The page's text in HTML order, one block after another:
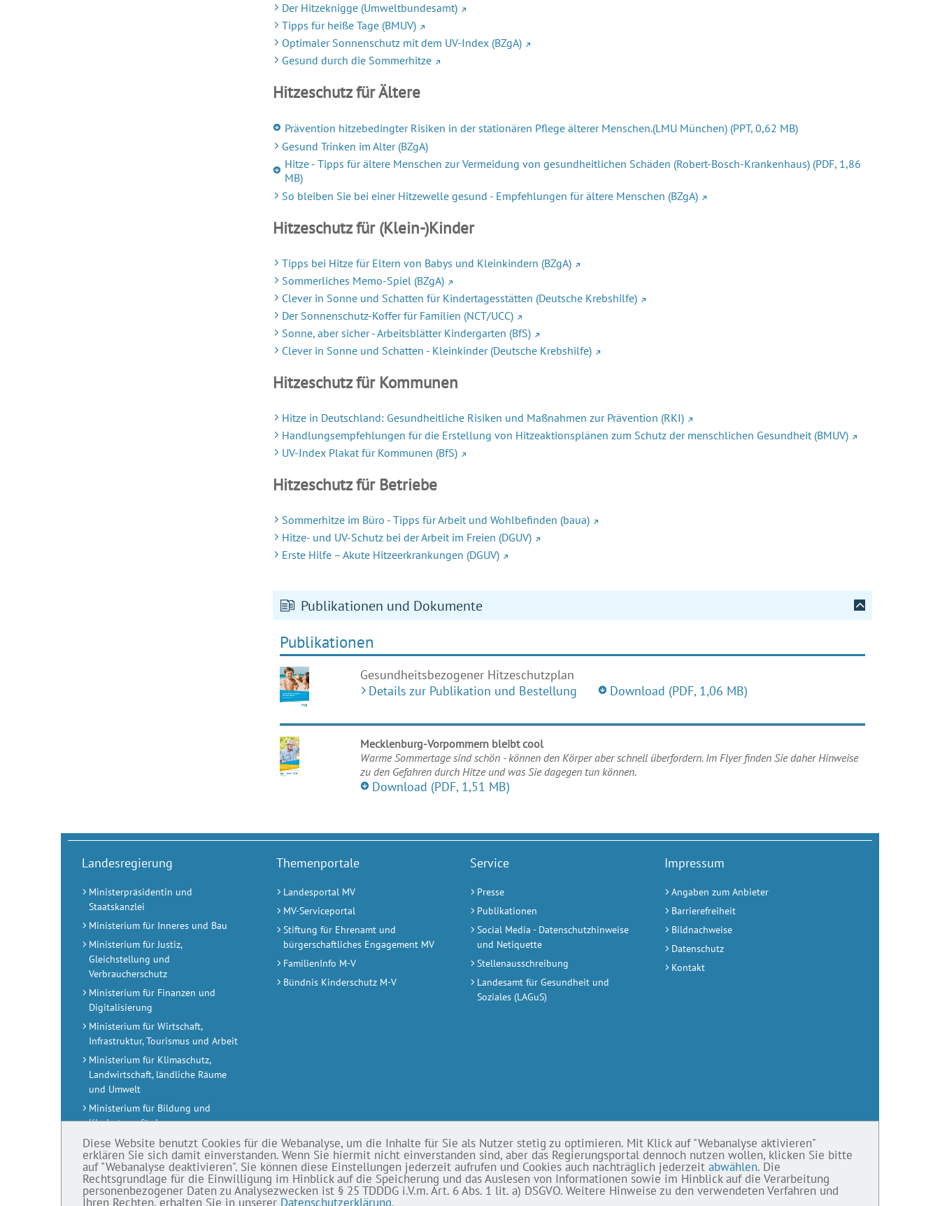
Diese Website benutzt Cookies für die Webanalyse, um die Inhalte für Sie als Nutzer stetig zu optimieren. Mit Klick auf "Webanalyse aktivieren"
erklären Sie sich damit einverstanden. Wenn Sie hiermit nicht einverstanden sind, aber das Regierungsportal dennoch nutzen wollen, klicken Sie bitte
auf "Webanalyse deaktivieren". Sie können diese Einstellungen jederzeit aufrufen und Cookies auch nachträglich jederzeit abwählen. Die
Rechtsgrundlage für die Einwilligung im Hinblick auf die Speicherung und das Auslesen von Informationen sowie im Hinblick auf die Verarbeitung
personenbezogener Daten zu Analysezwecken ist § 25 TDDDG i.V.m. Art. 6 Abs. 1 lit. a) DSGVO. Weitere Hinweise zu den verwendeten Verfahren und
Ihren Rechten, erhalten Sie in unserer Datenschutzerklärung.
Der Hitzeknigge (Umweltbundesamt)
Tipps für heiße Tage (BMUV)
Optimaler Sonnenschutz mit dem UV-Index (BZgA)
Gesund durch die Sommerhitze
Hitzeschutz für Ältere
Prävention hitzebedingter Risiken in der stationären Pflege älterer Menschen.(LMU München) (PPT, 0,62 MB)
Gesund Trinken im Alter (BZgA)
Hitze - Tipps für ältere Menschen zur Vermeidung von gesundheitlichen Schäden (Robert-Bosch-Krankenhaus) (PDF, 1,86
MB)
So bleiben Sie bei einer Hitzewelle gesund - Empfehlungen für ältere Menschen (BZgA)
Hitzeschutz für (Klein-)Kinder
Tipps bei Hitze für Eltern von Babys und Kleinkindern (BZgA)
Sommerliches Memo-Spiel (BZgA)
Clever in Sonne und Schatten für Kindertagesstätten (Deutsche Krebshilfe)
Der Sonnenschutz-Koffer für Familien (NCT/UCC)
Sonne, aber sicher - Arbeitsblätter Kindergarten (BfS)
Clever in Sonne und Schatten - Kleinkinder (Deutsche Krebshilfe)
Hitzeschutz für Kommunen
Hitze in Deutschland: Gesundheitliche Risiken und Maßnahmen zur Prävention (RKI)
Handlungsempfehlungen für die Erstellung von Hitzeaktionsplänen zum Schutz der menschlichen Gesundheit (BMUV)
UV-Index Plakat für Kommunen (BfS)
Hitzeschutz für Betriebe
Sommerhitze im Büro - Tipps für Arbeit und Wohlbefinden (baua)
Hitze- und UV-Schutz bei der Arbeit im Freien (DGUV)
Erste Hilfe – Akute Hitzeerkrankungen (DGUV)
Publikationen und Dokumente
Publikationen
Gesundheitsbezogener Hitzeschutzplan
Details zur Publikation und Bestellung
Download (PDF, 1,06 MB)
Mecklenburg-Vorpommern bleibt cool
Warme Sommertage sind schön - können den Körper aber schnell überfordern. Im Flyer finden Sie daher Hinweise
zu den Gefahren durch Hitze und was Sie dagegen tun können.
Download (PDF, 1,51 MB)
Landesregierung
Ministerpräsidentin und
Staatskanzlei
Ministerium für Inneres und Bau
Ministerium für Justiz,
Gleichstellung und
Verbraucherschutz
Ministerium für Finanzen und
Digitalisierung
Ministerium für Wirtschaft,
Infrastruktur, Tourismus und Arbeit
Ministerium für Klimaschutz,
Landwirtschaft, ländliche Räume
und Umwelt
Ministerium für Bildung und
Kindertagesförderung
Ministerium für Wissenschaft,
Kultur, Bundes- und Europa­
angelegen­heiten
Ministerium für Soziales,
Themenportale
Landesportal MV
MV-Serviceportal
Stiftung für Ehrenamt und
bürgerschaftliches Engagement MV
FamilienInfo M-V
Bündnis Kinderschutz M-V
Service
Presse
Publikationen
Social Media - Datenschutzhinweise
und Netiquette
Stellenausschreibung
Landesamt für Gesundheit und
Soziales (LAGuS)
Impressum
Angaben zum Anbieter
Barrierefreiheit
Bildnachweise
Datenschutz
Kontakt